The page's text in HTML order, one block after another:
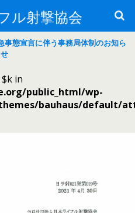
ル射撃協会
態宣言に伴う事務局体制のお知ら
せ
in
public_html/wp-
bauhaus/default/